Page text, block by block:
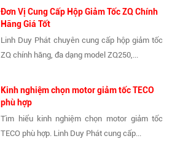
Đơn Vị Cung Cấp Hộp Giảm Tốc ZQ Chính
Hãng Giá Tốt
Linh Duy Phát chuyên cung cấp hộp giảm tốc
ZQ chính hãng, đa dạng model ZQ250,...
Kinh nghiệm chọn motor giảm tốc TECO
phù hợp
Tìm hiểu kinh nghiệm chọn motor giảm tốc
TECO phù hợp. Linh Duy Phát cung cấp...